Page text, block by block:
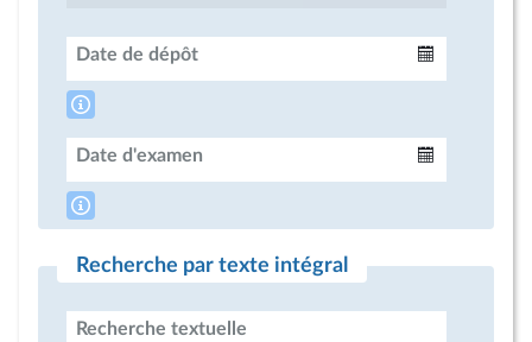
Date de dépôt
Date d'examen
Recherche par texte intégral
Recherche textuelle